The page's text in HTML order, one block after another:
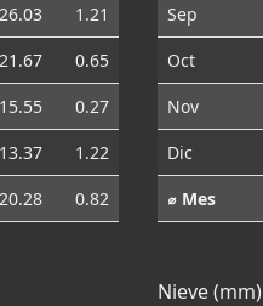
26.03
1.21
21.67
0.65
15.55
0.27
13.37
1.22
20.28 0.82
Sep
Oct
Nov
Dic
⌀ Mes
Nieve (mm)